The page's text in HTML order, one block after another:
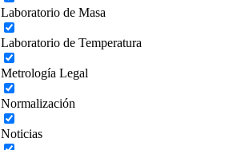
Laboratorio de Masa
Laboratorio de Temperatura
Metrología Legal
Normalización
Noticias